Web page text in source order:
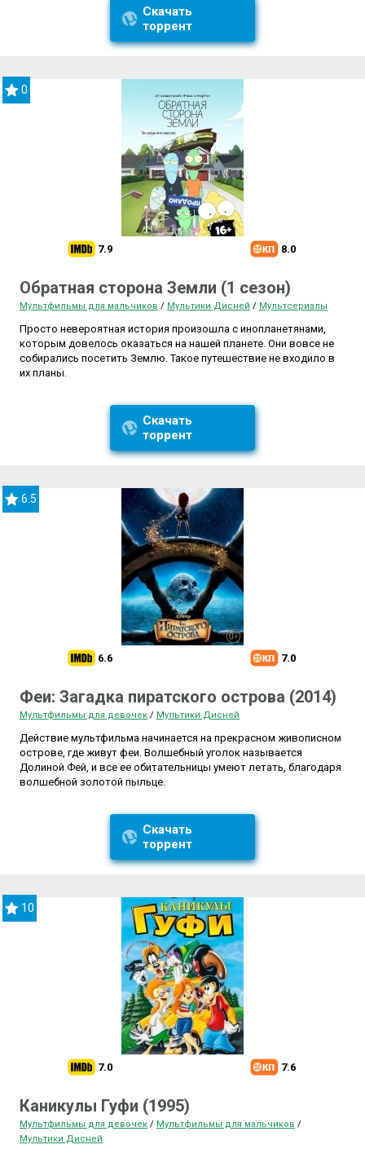
Скачать
торрент
0
7.9 8.0
Обратная сторона Земли (1 сезон)
Мультфильмы для мальчиков / Мультики Дисней / Мультсериалы
Просто невероятная история произошла с инопланетянами,
которым довелось оказаться на нашей планете. Они вовсе не
собирались посетить Землю. Такое путешествие не входило в
их планы.
Скачать
торрент
6.5
6.6 7.0
Феи: Загадка пиратского острова (2014)
Мультфильмы для девочек / Мультики Дисней
Действие мультфильма начинается на прекрасном живописном
острове, где живут феи. Волшебный уголок называется
Долиной Фей, и все ее обитательницы умеют летать, благодаря
волшебной золотой пыльце.
Скачать
торрент
10
7.0 7.6
Каникулы Гуфи (1995)
Мультфильмы для девочек / Мультфильмы для мальчиков /
Мультики Дисней